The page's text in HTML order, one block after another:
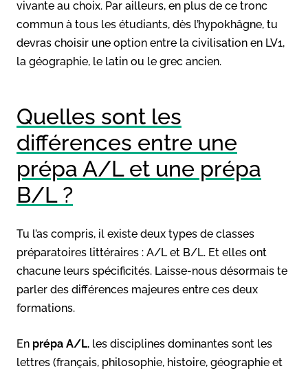
vivante au choix. Par ailleurs, en plus de ce tronc
commun à tous les étudiants, dès l’hypokhâgne, tu
devras choisir une option entre la civilisation en LV1,
la géographie, le latin ou le grec ancien.
Quelles sont les
différences entre une
prépa A/L et une prépa
B/L ?
Tu l’as compris, il existe deux types de classes
préparatoires littéraires : A/L et B/L. Et elles ont
chacune leurs spécificités. Laisse-nous désormais te
parler des différences majeures entre ces deux
formations.
En prépa A/L, les disciplines dominantes sont les
lettres (français, philosophie, histoire, géographie et